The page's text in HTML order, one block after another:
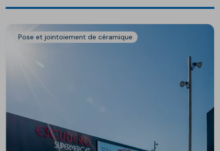
Pose et jointoiement de céramique